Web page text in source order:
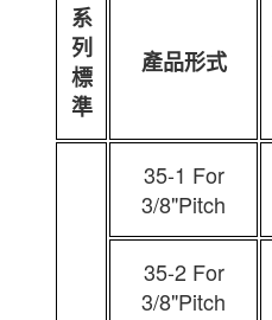
系
列
標
準
產品形式
35-1 For
3/8"Pitch
35-2 For
3/8"Pitch